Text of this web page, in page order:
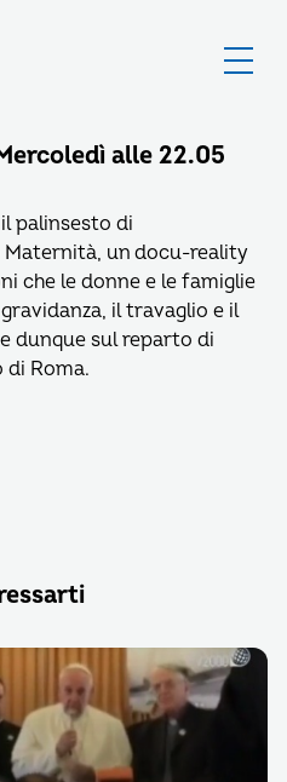
alle 22.05
palinsesto di
un docu-reality
che le donne e le famiglie
il travaglio e il
dunque sul reparto di
di Roma.